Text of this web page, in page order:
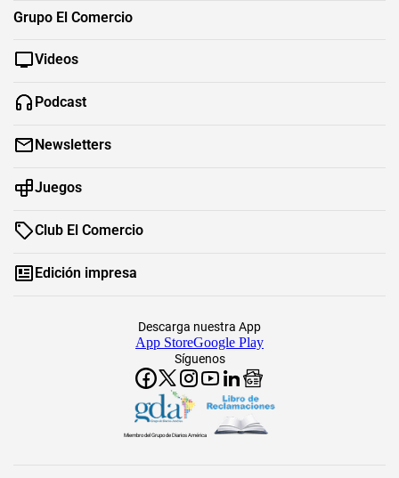
Grupo El Comercio
Videos
Podcast
Newsletters
Juegos
Club El Comercio
Edición impresa
Síguenos
Descarga nuestra App
App StoreGoogle Play
Miembro del Grupo de Diarios América